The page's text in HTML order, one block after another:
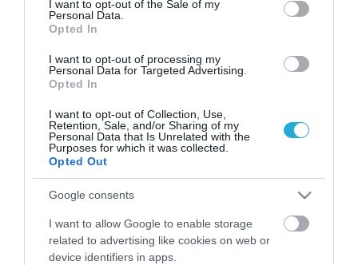
I want to opt-out of the Sale of my
Personal Data.
Opted In
I want to opt-out of processing my
Personal Data for Targeted Advertising.
Opted In
I want to opt-out of Collection, Use,
Retention, Sale, and/or Sharing of my
Personal Data that Is Unrelated with the
Purposes for which it was collected.
Opted Out
Google consents
I want to allow Google to enable storage
related to advertising like cookies on web or
device identifiers in apps.
μπορούν να «συναντηθούν» στην πλατφόρμα
Spielwarenmesse Digital.
«Αγωνιστήκαμε σκληρά για να μπορέσουμε
εκδήλωση και λάβαμε αρχικά ισχυρή
υποστήριξη από τις αγορές παιχνιδιών σε
όλο τον κόσμο», αναφέρει οChristian Ulrich
της Spielwarenmesse eG. Ένας μεγάλος